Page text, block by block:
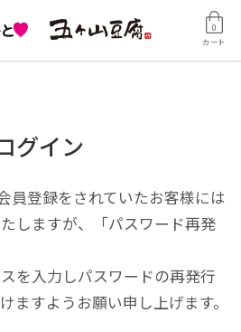
カート
0
グイン
員登録をされていたお客様には
しますが、「パスワード再発
を入力しパスワードの再発行
ますようお願い申し上げます。